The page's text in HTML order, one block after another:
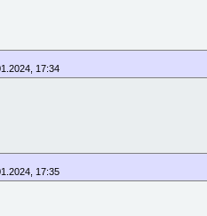
17:34
17:35